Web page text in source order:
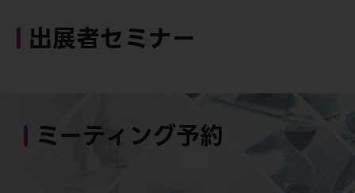
出展者セミナー
ミーティング予約